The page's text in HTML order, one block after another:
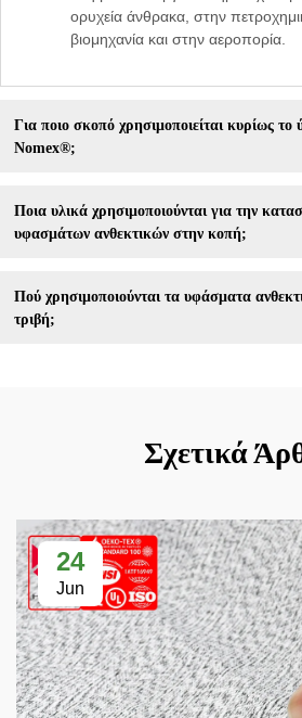
ορυχεία άνθρακα, στην
βιομηχανία και στην αεροπορία.
Για ποιο σκοπό χρησιμοποιείται κυρίως
Nomex®;
Ποια υλικά χρησιμοποιούνται για την
υφασμάτων ανθεκτικών στην κοπή;
Πού χρησιμοποιούνται τα υφάσματα
τριβή;
Σχετικά
24
Jun